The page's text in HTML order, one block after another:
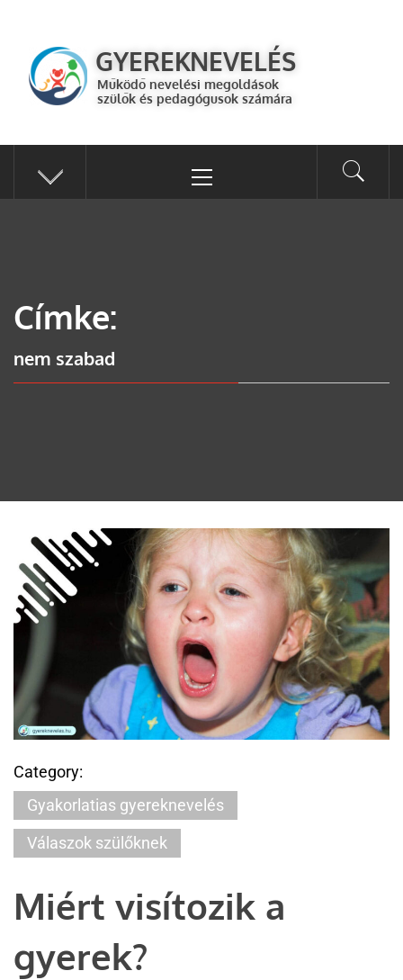
GYEREKNEVELÉS
számára
GYEREKNEVELÉS
Működő nevelési megoldások
szülők és pedagógusok számára
Címke:
nem szabad
Category:
Gyakorlatias gyereknevelés
Válaszok szülőknek
Miért visítozik a
gyerek?